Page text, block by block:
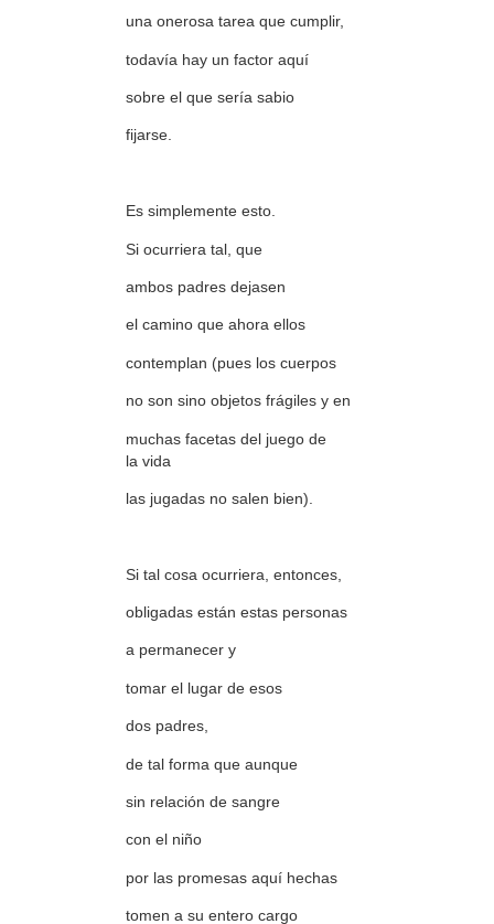
una onerosa tarea que cumplir,
todavía hay un factor aquí
sobre el que sería sabio
fijarse.
Es simplemente esto.
Si ocurriera tal, que
ambos padres dejasen
el camino que ahora ellos
contemplan (pues los cuerpos
no son sino objetos frágiles y en
muchas facetas del juego de
la vida
las jugadas no salen bien).
Si tal cosa ocurriera, entonces,
obligadas están estas personas
a permanecer y
tomar el lugar de esos
dos padres,
de tal forma que aunque
sin relación de sangre
con el niño
por las promesas aquí hechas
tomen a su entero cargo